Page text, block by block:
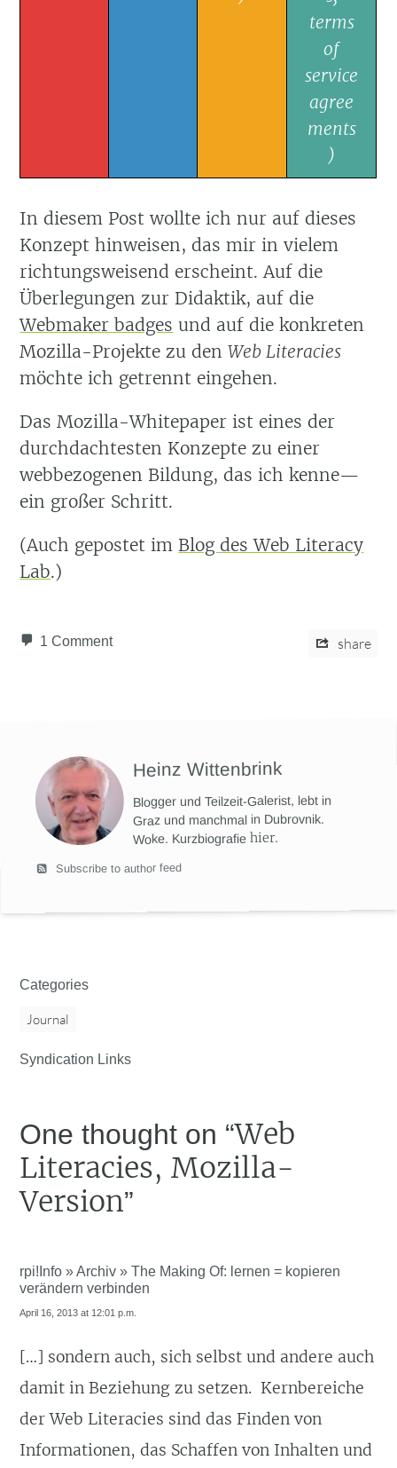
terms
of
service
agree
ments
)
In diesem Post wollte ich nur auf dieses
Konzept hinweisen, das mir in vielem
richtungsweisend erscheint. Auf die
Überlegungen zur Didaktik, auf die
Webmaker badges und auf die konkreten
Mozilla-Projekte zu denWeb Literacies
möchte ich getrennt eingehen.
Das Mozilla-Whitepaper ist eines der
durchdachtesten Konzepte zu einer
webbezogenen Bildung, das ich kenne—
ein großer Schritt.
(Auch gepostet im Blog des Web Literacy
Lab.)
1 Comment share
Heinz Wittenbrink
Blogger und Teilzeit-Galerist, lebt in
Graz und manchmal in Dubrovnik.
Woke. Kurzbiografiehier.
Subscribe to author feed
Categories
Journal
Syndication Links
One thought on “Web
Literacies, Mozilla-
Version”
rpi!Info » Archiv » The Making Of: lernen = kopieren
verändern verbinden
April 16, 2013 at 12:01 p.m.
[…] sondern auch, sich selbst und andere auch
damit in Beziehung zu setzen. Kernbereiche
der Web Literacies sind das Finden von
Informationen, das Schaffen von Inhalten und